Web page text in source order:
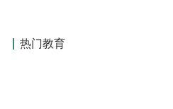
热门教育